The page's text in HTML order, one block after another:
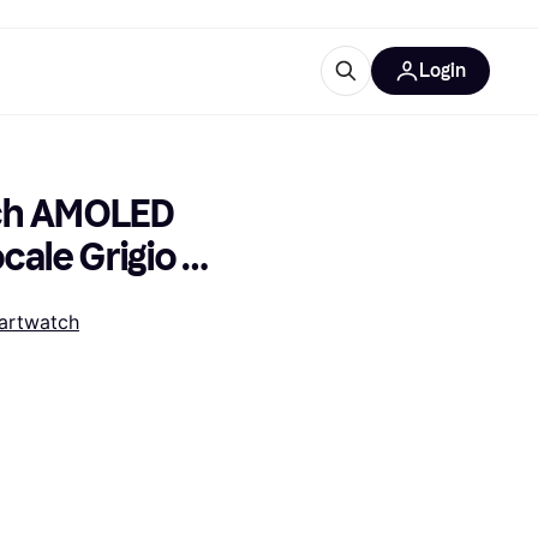
Login
AMOLED
Grigio